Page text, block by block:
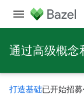
通过高级概念
打造基础已开始招